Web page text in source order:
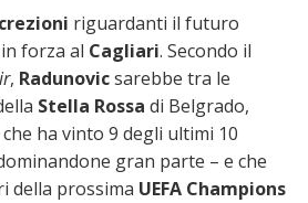
riguardanti il futuro
forza al Cagliari. Secondo il
, Radunovicsarebbe tra le
Stella Rossa di Belgrado,
ha vinto 9 degli ultimi 10
gran parte – e che
della prossima UEFA Champions